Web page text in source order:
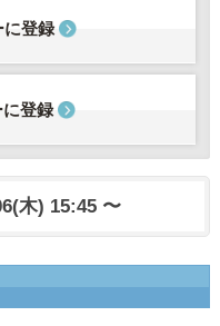
登録
登録
木) 15:45 〜